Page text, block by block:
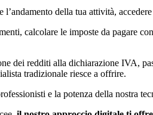
della tua attività,
calcolare le imposte da pagare
dei redditi alla dichiarazione IVA,
tradizionale riesce a offrire.
e la potenza della nostra